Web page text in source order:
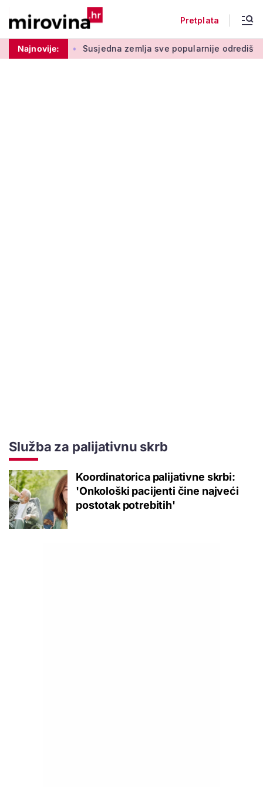
Pretplata
Najnovije:
stupu Susjedna zemlja sve popularnije odredište
Služba za palijativnu skrb
Koordinatorica palijativne skrbi:
'Onkološki pacijenti čine najveći
postotak potrebitih'